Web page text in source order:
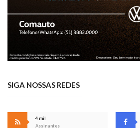
SIGA NOSSAS REDES
4 mil
Assinantes